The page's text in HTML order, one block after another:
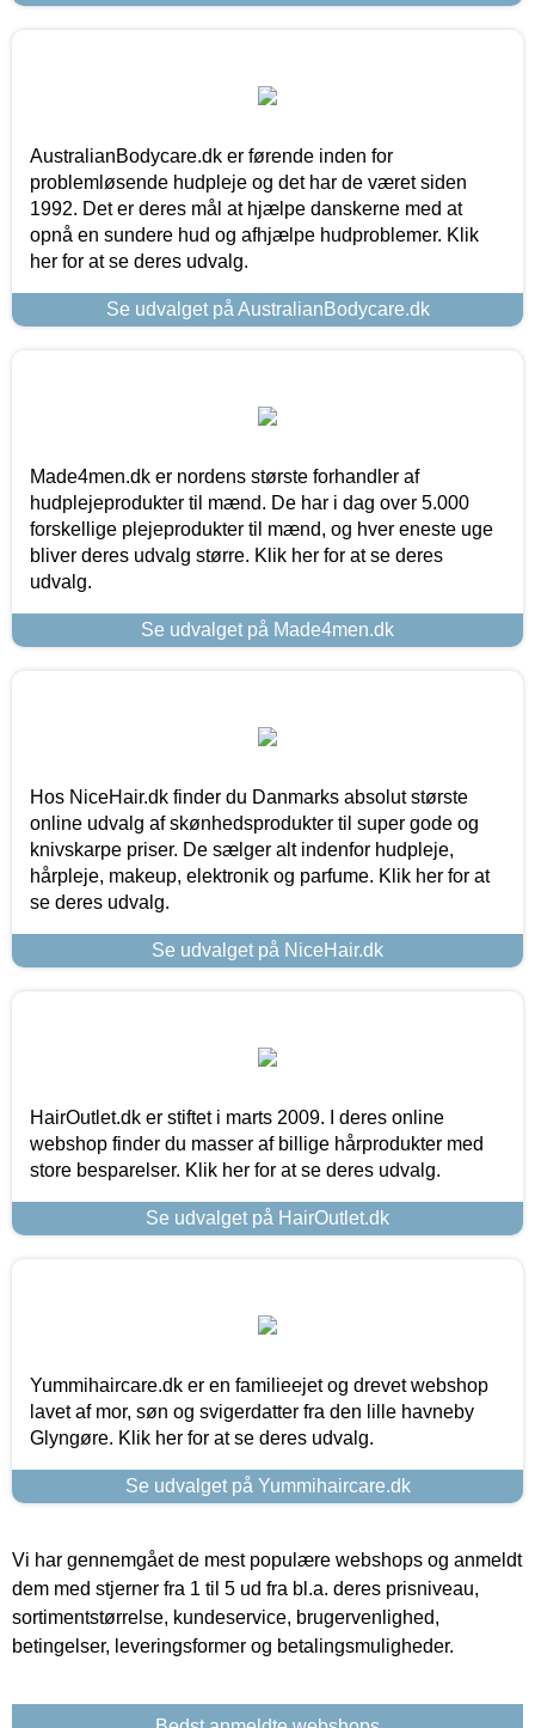
AustralianBodycare.dk er førende inden for
problemløsende hudpleje og det har de været siden
1992. Det er deres mål at hjælpe danskerne med at
opnå en sundere hud og afhjælpe hudproblemer. Klik
her for at se deres udvalg.
Se udvalget på AustralianBodycare.dk
Made4men.dk er nordens største forhandler af
hudplejeprodukter til mænd. De har i dag over 5.000
forskellige plejeprodukter til mænd, og hver eneste uge
bliver deres udvalg større. Klik her for at se deres
udvalg.
Se udvalget på Made4men.dk
Hos NiceHair.dk finder du Danmarks absolut største
online udvalg af skønhedsprodukter til super gode og
knivskarpe priser. De sælger alt indenfor hudpleje,
hårpleje, makeup, elektronik og parfume. Klik her for at
se deres udvalg.
Se udvalget på NiceHair.dk
HairOutlet.dk er stiftet i marts 2009. I deres online
webshop finder du masser af billige hårprodukter med
store besparelser. Klik her for at se deres udvalg.
Se udvalget på HairOutlet.dk
Yummihaircare.dk er en familieejet og drevet webshop
lavet af mor, søn og svigerdatter fra den lille havneby
Glyngøre. Klik her for at se deres udvalg.
Se udvalget på Yummihaircare.dk
Vi har gennemgået de mest populære webshops og anmeldt
dem med stjerner fra 1 til 5 ud fra bl.a. deres prisniveau,
sortimentstørrelse, kundeservice, brugervenlighed,
betingelser, leveringsformer og betalingsmuligheder.